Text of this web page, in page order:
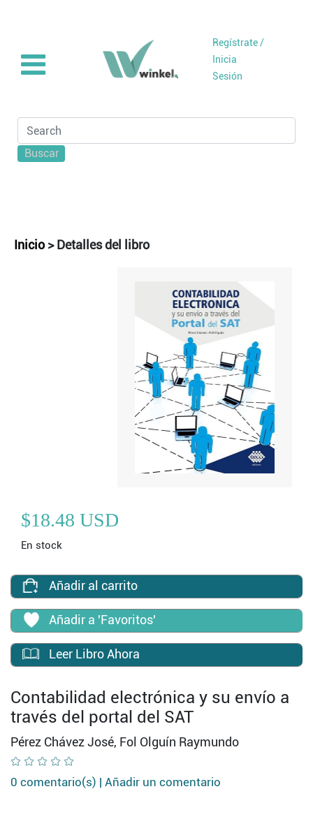
Regístrate /
Inicia
Sesión
Buscar
Inicio >Detalles del libro
$18.48 USD
En stock
Añadir al carrito
Añadir a 'Favoritos'
Leer Libro Ahora
Contabilidad electrónica y su envío a
través del portal del SAT
Pérez Chávez José, Fol Olguín Raymundo
0 comentario(s) | Añadir un comentario